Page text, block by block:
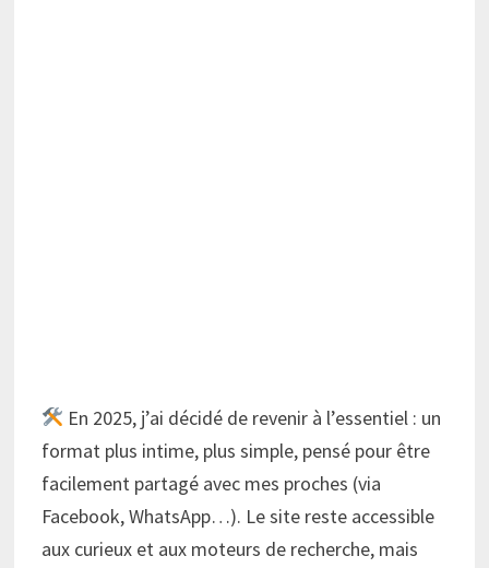
En 2025, j’ai décidé de revenir à l’essentiel : un
format plus intime, plus simple, pensé pour être
facilement partagé avec mes proches (via
Facebook, WhatsApp…). Le site reste accessible
aux curieux et aux moteurs de recherche, mais